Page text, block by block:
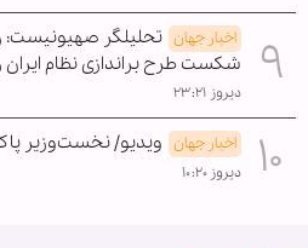
اخبار جهان تحلیلگر صهیونیست:
شکست طرح براندازی نظام ایران
دیروز ۲۳:۲۱
اخبار جهان ویدیو/ نخست‌وزیر
دیروز ۱۰:۲۰